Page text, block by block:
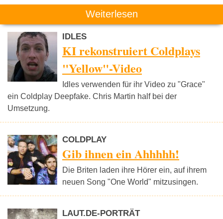
Weiterlesen
IDLES
KI rekonstruiert Coldplays
"Yellow"-Video
Idles verwenden für ihr Video zu "Grace"
ein Coldplay Deepfake. Chris Martin half bei der
Umsetzung.
COLDPLAY
Gib ihnen ein Ahhhhh!
Die Briten laden ihre Hörer ein, auf ihrem
neuen Song "One World" mitzusingen.
LAUT.DE-PORTRÄT